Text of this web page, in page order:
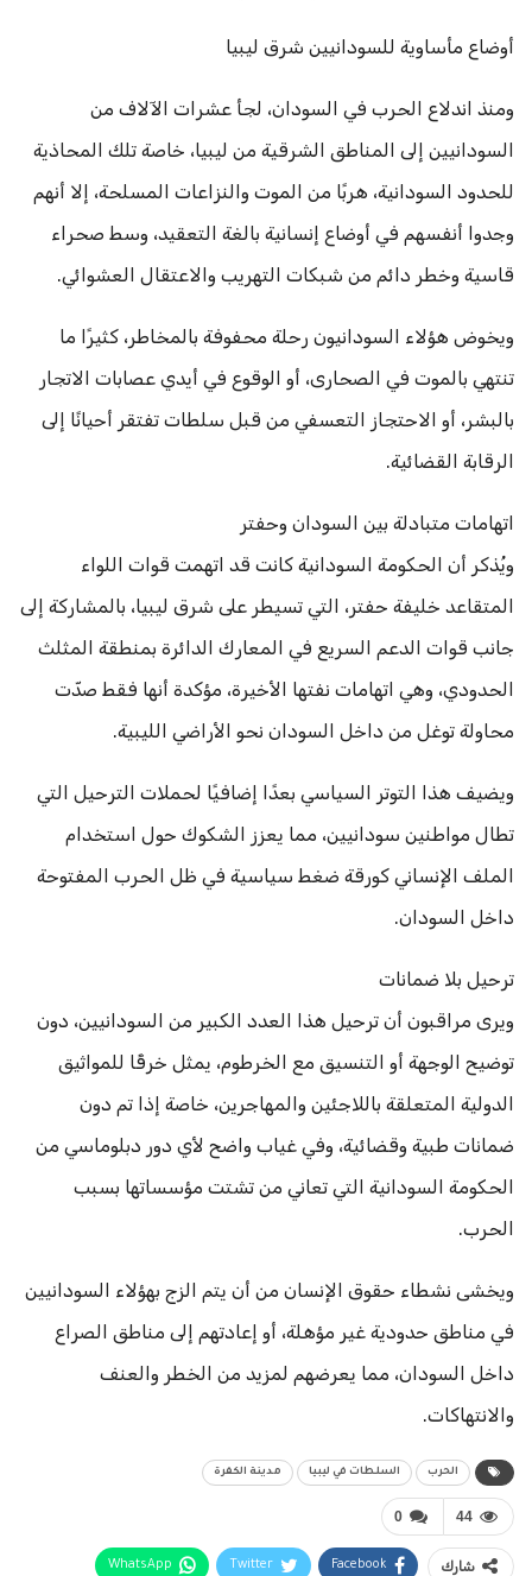
أوضاع مأساوية للسودانيين شرق ليبيا
ومنذ اندلاع الحرب في السودان، لجأ عشرات الآلاف من
السودانيين إلى المناطق الشرقية من ليبيا، خاصة تلك المحاذية
للحدود السودانية، هربًا من الموت والنزاعات المسلحة، إلا أنهم
وجدوا أنفسهم في أوضاع إنسانية بالغة التعقيد، وسط صحراء
قاسية وخطر دائم من شبكات التهريب والاعتقال العشوائي.
ويخوض هؤلاء السودانيون رحلة محفوفة بالمخاطر، كثيرًا ما
تنتهي بالموت في الصحارى، أو الوقوع في أيدي عصابات الاتجار
بالبشر، أو الاحتجاز التعسفي من قبل سلطات تفتقر أحيانًا إلى
الرقابة القضائية.
اتهامات متبادلة بين السودان وحفتر
ويُذكر أن الحكومة السودانية كانت قد اتهمت قوات اللواء
المتقاعد خليفة حفتر، التي تسيطر على شرق ليبيا، بالمشاركة إلى
جانب قوات الدعم السريع في المعارك الدائرة بمنطقة المثلث
الحدودي، وهي اتهامات نفتها الأخيرة، مؤكدة أنها فقط صدّت
محاولة توغل من داخل السودان نحو الأراضي الليبية.
ويضيف هذا التوتر السياسي بعدًا إضافيًا لحملات الترحيل التي
تطال مواطنين سودانيين، مما يعزز الشكوك حول استخدام
الملف الإنساني كورقة ضغط سياسية في ظل الحرب المفتوحة
داخل السودان.
ترحيل بلا ضمانات
ويرى مراقبون أن ترحيل هذا العدد الكبير من السودانيين، دون
توضيح الوجهة أو التنسيق مع الخرطوم، يمثل خرقًا للمواثيق
الدولية المتعلقة باللاجئين والمهاجرين، خاصة إذا تم دون
ضمانات طبية وقضائية، وفي غياب واضح لأي دور دبلوماسي من
الحكومة السودانية التي تعاني من تشتت مؤسساتها بسبب
الحرب.
ويخشى نشطاء حقوق الإنسان من أن يتم الزج بهؤلاء السودانيين
في مناطق حدودية غير مؤهلة، أو إعادتهم إلى مناطق الصراع
داخل السودان، مما يعرضهم لمزيد من الخطر والعنف
والانتهاكات.
الحرب السلطات في ليبيا مدينة الكفرة
0 44
شارك Facebook
Twitter
WhatsApp